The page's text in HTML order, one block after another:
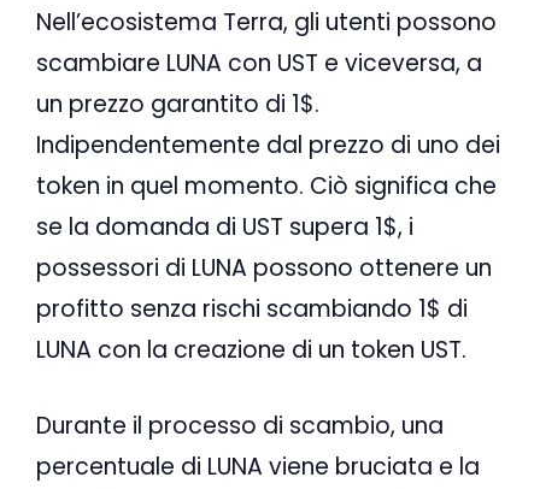
Nell’ecosistema Terra, gli utenti possono
scambiare LUNA con UST e viceversa, a
un prezzo garantito di 1$.
Indipendentemente dal prezzo di uno dei
token in quel momento. Ciò significa che
se la domanda di UST supera 1$, i
possessori di LUNA possono ottenere un
profitto senza rischi scambiando 1$ di
LUNA con la creazione di un token UST.
Durante il processo di scambio, una
percentuale di LUNA viene bruciata e la